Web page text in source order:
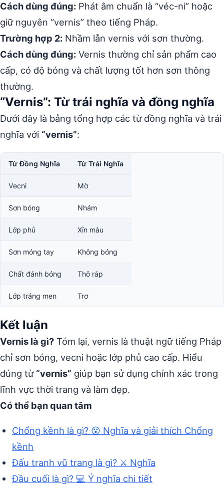
Cách dùng đúng: Phát âm chuẩn là “véc-ni” hoặc
giữ nguyên “vernis” theo tiếng Pháp.
Trường hợp 2: Nhầm lẫn vernis với sơn thường.
Cách dùng đúng: Vernis thường chỉ sản phẩm cao
cấp, có độ bóng và chất lượng tốt hơn sơn thông
thường.
“Vernis”: Từ trái nghĩa và đồng nghĩa
Dưới đây là bảng tổng hợp các từ đồng nghĩa và trái
nghĩa với “vernis”:
Từ Đồng Nghĩa Từ Trái Nghĩa
Vecni Mờ
Sơn bóng Nhám
Lớp phủ Xỉn màu
Sơn móng tay Không bóng
Chất đánh bóng Thô ráp
Lớp tráng men Trơ
Kết luận
Vernis là gì? Tóm lại, vernis là thuật ngữ tiếng Pháp
chỉ sơn bóng, vecni hoặc lớp phủ cao cấp. Hiểu
đúng từ “vernis” giúp bạn sử dụng chính xác trong
lĩnh vực thời trang và làm đẹp.
Có thể bạn quan tâm
Chổng kềnh là gì? 😵 Nghĩa và giải thích Chổng
kềnh
Đấu tranh vũ trang là gì? ⚔️ Nghĩa
Đầu cuối là gì? 💻 Ý nghĩa chi tiết